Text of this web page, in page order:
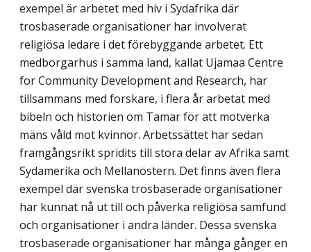
exempel är arbetet med hiv i Sydafrika där
trosbaserade organisationer har involverat
religiösa ledare i det förebyggande arbetet. Ett
medborgarhus i samma land, kallat Ujamaa Centre
for Community Develop­ment and Research, har
tillsammans med forskare, i flera år arbetat med
bibeln och historien om Tamar för att motverka
mäns våld mot kvinnor. Arbets­sättet har sedan
framgångsrikt spridits till stora delar av Afrika samt
Sydamerika och Mellanöstern. Det finns även flera
exempel där svenska trosbaserade organisationer
har kunnat nå ut till och påverka religiösa samfund
och organisationer i andra länder. Dessa svenska
trosbaserade organisationer har många gånger en